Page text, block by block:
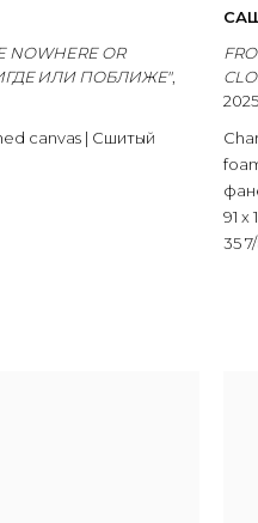
NOWHERE OR
ИЛИ ПОБЛИЖЕ",
canvas | Сшитый
2025
91 x
35